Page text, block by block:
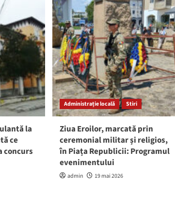
la
ce
concurs
Administrație locală Stiri
Ziua Eroilor, marcată prin
ceremonial militar și religios,
în Piața Republicii: Programul
evenimentului
admin 19 mai 2026